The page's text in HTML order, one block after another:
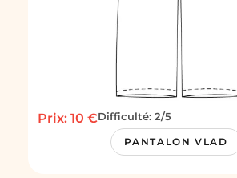
Prix: 10 €Difficulté: 2/5
PANTALON VLAD